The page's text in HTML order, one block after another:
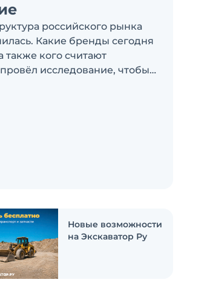
российского рынка
Какие бренды сегодня
также кого считают
исследование, чтобы
Новые возможности
на Экскаватор Ру